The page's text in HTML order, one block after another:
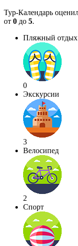
Тур-Календарь
от 0 до 5.
Пляжный отдых
0
Экскурсии
3
Велосипед
2
Спорт